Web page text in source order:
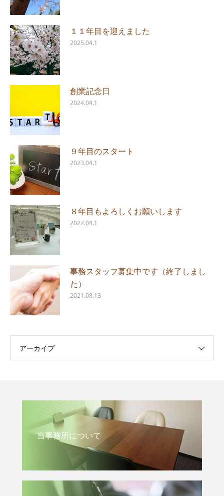
１１年目を迎えました
2025.04.1
創業記念日
2024.04.1
９年目のスタート
2023.04.1
８年目もよろしくお願いします
2022.04.1
事務スタッフ募集中です（終了しまし
た）
2021.08.13
アーカイブ
当事務所について